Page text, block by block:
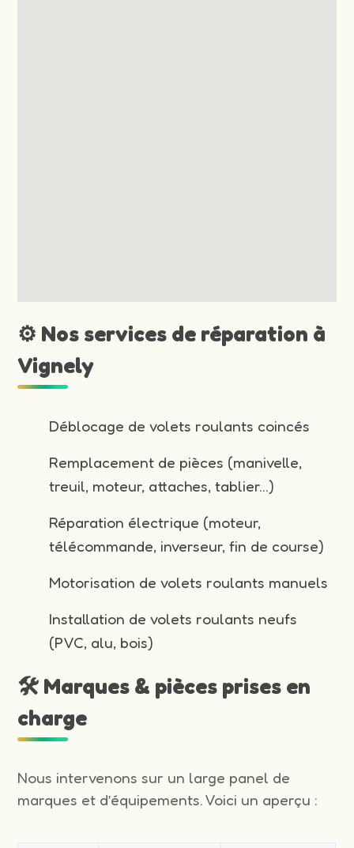
⚙️ Nos services de réparation à
Vignely
Déblocage de volets roulants coincés
Remplacement de pièces (manivelle,
treuil, moteur, attaches, tablier…)
Réparation électrique (moteur,
télécommande, inverseur, fin de course)
Motorisation de volets roulants manuels
Installation de volets roulants neufs
(PVC, alu, bois)
🛠️ Marques & pièces prises en
charge
Nous intervenons sur un large panel de
marques et d’équipements. Voici un aperçu :